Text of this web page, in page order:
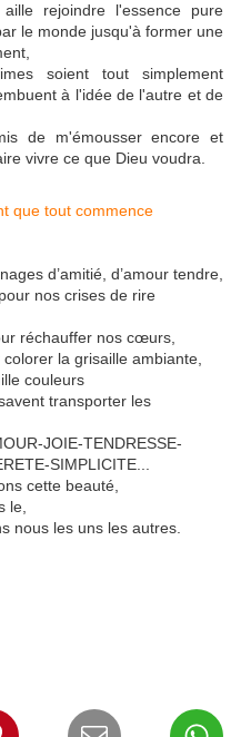
rejoindre l'essence pure
le monde jusqu'à former une
soient tout simplement
à l'idée de l'autre et de
de m'émousser encore et
vivre ce que Dieu voudra.
d’amitié, d’amour tendre,
nos crises de rire
réchauffer nos cœurs,
la grisaille ambiante,
couleurs
transporter les
JOIE-TENDRESSE-
SIMPLICITE...
cette beauté,
le,
nous les uns les autres.